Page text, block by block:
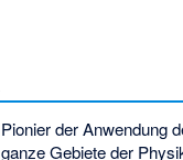
der Anwendung
Gebiete der